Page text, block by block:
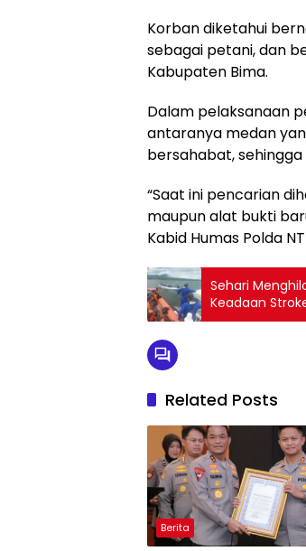
Korban diketahui
sebagai petani, dan
Kabupaten Bima.
Dalam pelaksanaan
antaranya medan
bersahabat,
“Saat ini pencarian
maupun alat bukti
Kabid Humas Polda
Sehari
Keadaan
Related Posts
Berita